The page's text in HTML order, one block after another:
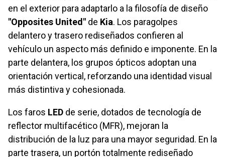
en el exterior para adaptarlo a la filosofía de diseño
"Opposites United" de Kia. Los paragolpes
delantero y trasero rediseñados confieren al
vehículo un aspecto más definido e imponente. En la
parte delantera, los grupos ópticos adoptan una
orientación vertical, reforzando una identidad visual
más distintiva y cohesionada.
Los faros LED de serie, dotados de tecnología de
reflector multifacético (MFR), mejoran la
distribución de la luz para una mayor seguridad. En la
parte trasera, un portón totalmente rediseñado